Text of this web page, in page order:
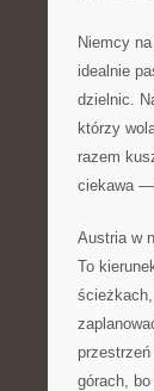
Niemcy
idealnie
dzielnic.
którzy
razem
ciekawa —
Austria w
To
górach,